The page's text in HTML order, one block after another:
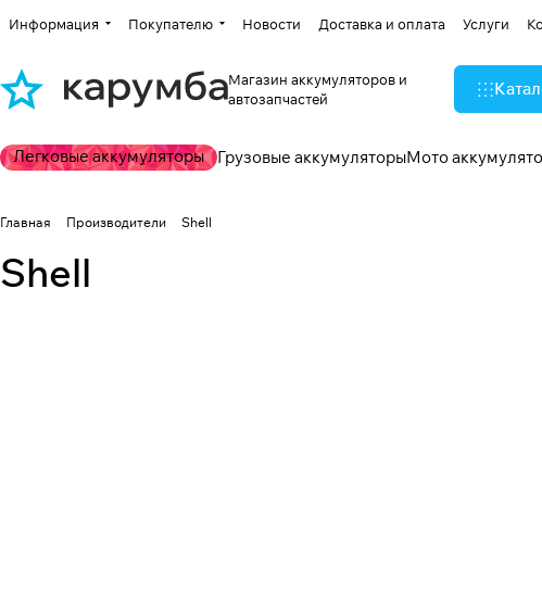
Информация Покупателю Новости Доставка и оплата Услуги
Магазин аккумуляторов и
автозапчастей
Легковые аккумуляторы Грузовые аккумуляторыМото
Главная Производители Shell
Shell